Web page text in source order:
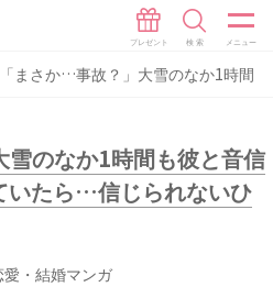
「まさか…事故？」大雪のなか1時間
雪のなか1時間も彼と音信
いたら…信じられないひ
愛・結婚マンガ